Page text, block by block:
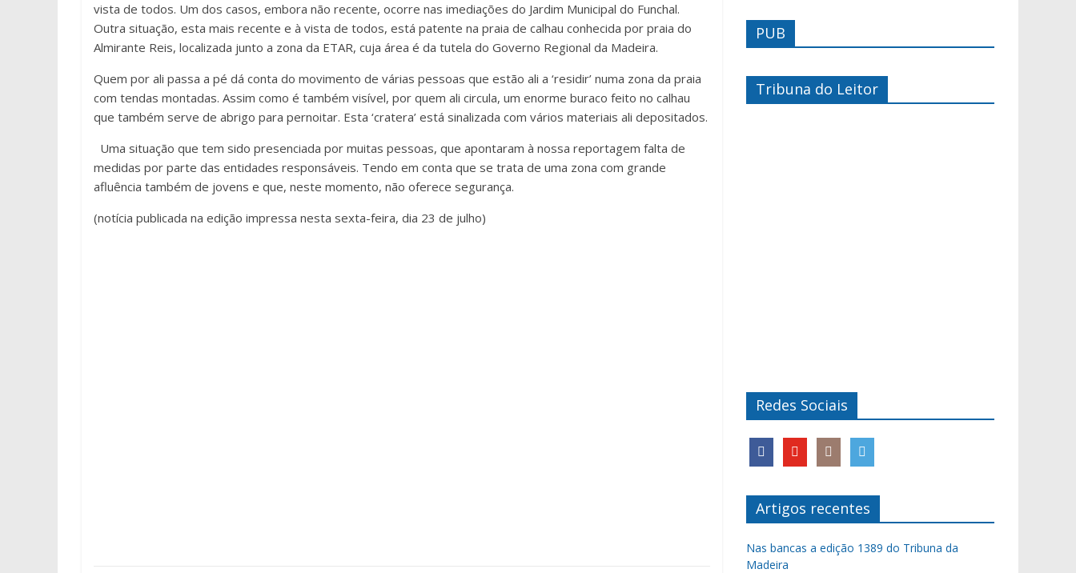
vista de todos. Um dos casos, embora não recente, ocorre nas imediações do Jardim Municipal do Funchal.
Outra situação, esta mais recente e à vista de todos, está patente na praia de calhau conhecida por praia do
Almirante Reis, localizada junto a zona da ETAR, cuja área é da tutela do Governo Regional da Madeira.
Quem por ali passa a pé dá conta do movimento de várias pessoas que estão ali a ‘residir’ numa zona da praia
com tendas montadas. Assim como é também visível, por quem ali circula, um enorme buraco feito no calhau
que também serve de abrigo para pernoitar. Esta ‘cratera’ está sinalizada com vários materiais ali depositados.
Uma situação que tem sido presenciada por muitas pessoas, que apontaram à nossa reportagem falta de
medidas por parte das entidades responsáveis. Tendo em conta que se trata de uma zona com grande
afluência também de jovens e que, neste momento, não oferece segurança.
(notícia publicada na edição impressa nesta sexta-feira, dia 23 de julho)
PUB
Tribuna do Leitor
Redes Sociais
Artigos recentes
Nas bancas a edição 1389 do Tribuna da
Madeira